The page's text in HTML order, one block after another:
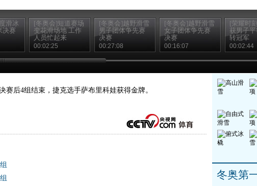
滑冰
决赛
[冬奥会]短道赛场
变花滑场地 工作
人员忙起来
00:02:25
[冬奥会]越野滑雪
男子团体争先赛
决赛
00:27:08
[冬奥会]越野滑雪
女子团体争先赛
决赛
00:16:07
[荣耀时
获男子平
转冠军
00:02:44
赛后4组结束，捷克选手萨布里科娃获得金牌。
冬奥第